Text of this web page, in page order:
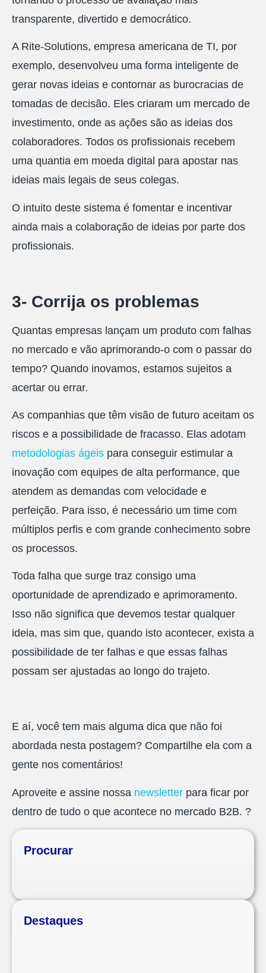
transparente, divertido e democrático.
A Rite-Solutions, empresa americana de TI, por
exemplo, desenvolveu uma forma inteligente de
gerar novas ideias e contornar as burocracias de
tomadas de decisão. Eles criaram um mercado de
investimento, onde as ações são as ideias dos
colaboradores. Todos os profissionais recebem
uma quantia em moeda digital para apostar nas
ideias mais legais de seus colegas.
O intuito deste sistema é fomentar e incentivar
ainda mais a colaboração de ideias por parte dos
profissionais.
3- Corrija os problemas
Quantas empresas lançam um produto com falhas
no mercado e vão aprimorando-o com o passar do
tempo? Quando inovamos, estamos sujeitos a
acertar ou errar.
As companhias que têm visão de futuro aceitam os
riscos e a possibilidade de fracasso. Elas adotam
metodologias ágeis para conseguir estimular a
inovação com equipes de alta performance, que
atendem as demandas com velocidade e
perfeição. Para isso, é necessário um time com
múltiplos perfis e com grande conhecimento sobre
os processos.
Toda falha que surge traz consigo uma
oportunidade de aprendizado e aprimoramento.
Isso não significa que devemos testar qualquer
ideia, mas sim que, quando isto acontecer, exista a
possibilidade de ter falhas e que essas falhas
possam ser ajustadas ao longo do trajeto.
E aí, você tem mais alguma dica que não foi
abordada nesta postagem? Compartilhe ela com a
gente nos comentários!
Aproveite e assine nossa newsletter para ficar por
dentro de tudo o que acontece no mercado B2B. ?
Procurar
Destaques